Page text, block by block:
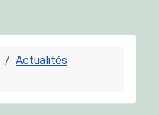
Actualités